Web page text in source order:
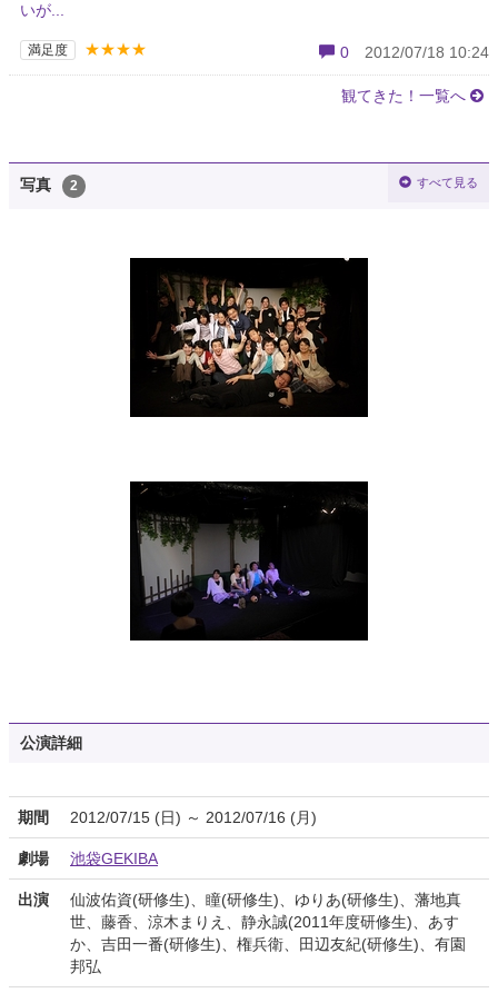
いが...
満足度 ★★★★ 0 2012/07/18 10:24
観てきた！一覧へ
写真 2 すべて見る
公演詳細
期間 2012/07/15 (日) ～ 2012/07/16 (月)
劇場 池袋GEKIBA
出演
仙波佑資(研修生)、瞳(研修生)、ゆりあ(研修生)、藩地真
世、藤香、涼木まりえ、静永誠(2011年度研修生)、あす
か、吉田一番(研修生)、権兵衛、田辺友紀(研修生)、有園
邦弘